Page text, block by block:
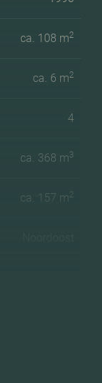
ca. 108 m2
ca. 6 m2
4
ca. 368 m3
ca. 157 m2